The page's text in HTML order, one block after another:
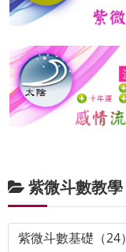
紫微斗數教學
紫微斗數基礎（24）